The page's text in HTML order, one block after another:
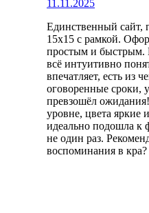
11.11.2025
Единственный сайт,
15х15 с рамкой.
простым и быстрым.
всё интуитивно
впечатляет, есть из
оговоренные сроки,
превзошёл
уровне, цвета
идеально подошла к
не один раз.
воспоминания в кра?